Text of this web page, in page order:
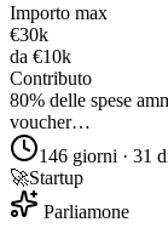
Importo max
€30k
da €10k
Contributo
80% delle spese
voucher…
146 giorni · 31
🚀Startup
Parliamone